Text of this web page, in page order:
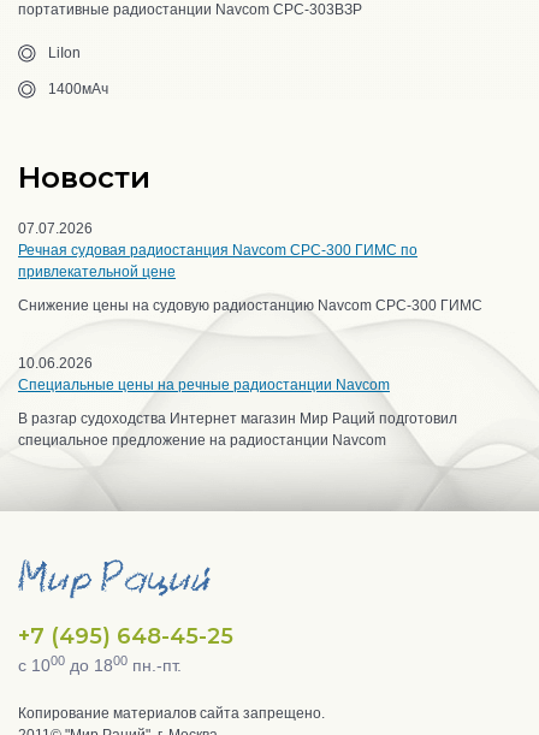
портативные радиостанции Navcom CPC-303ВЗР
LiIon
1400мАч
Новости
07.07.2026
Речная судовая радиостанция Navcom CPC-300 ГИМС по
привлекательной цене
Снижение цены на судовую радиостанцию Navcom CPC-300 ГИМС
10.06.2026
Специальные цены на речные радиостанции Navcom
В разгар судоходства Интернет магазин Мир Раций подготовил
специальное предложение на радиостанции Navcom
+7 (495) 648-45-25
с 1000 до 1800 пн.-пт.
Копирование материалов сайта запрещено.